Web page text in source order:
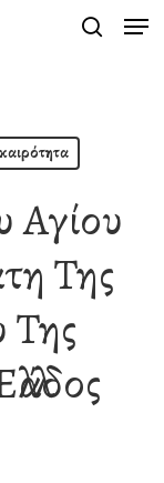
Αγίου
Της
Της